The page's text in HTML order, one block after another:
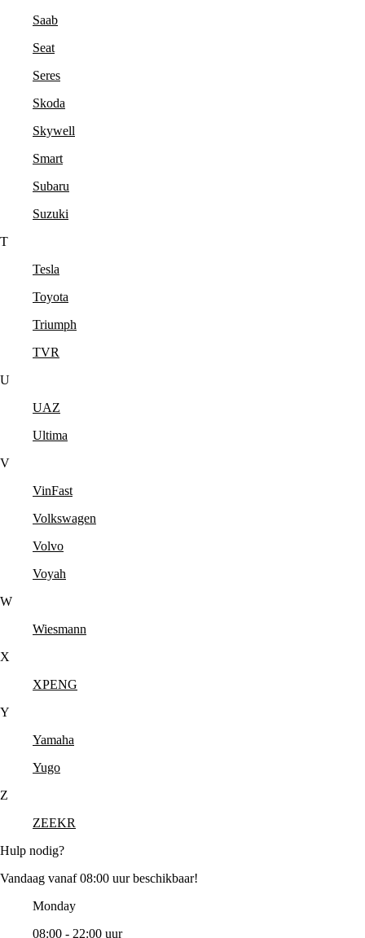
Saab
Seat
Seres
Skoda
Skywell
Smart
Subaru
Suzuki
T
Tesla
Toyota
Triumph
TVR
U
UAZ
Ultima
V
VinFast
Volkswagen
Volvo
Voyah
W
Wiesmann
X
XPENG
Y
Yamaha
Yugo
Z
ZEEKR
Hulp nodig?
Vandaag vanaf 08:00 uur beschikbaar!
Monday
08:00 - 22:00 uur